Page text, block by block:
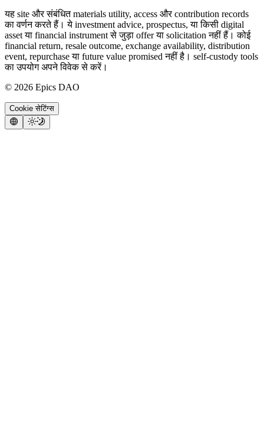
यह site और संबंधित materials utility, access और contribution records
का वर्णन करते हैं। ये investment advice, prospectus, या किसी digital
asset या financial instrument से जुड़ा offer या solicitation नहीं हैं। कोई
financial return, resale outcome, exchange availability, distribution
event, repurchase या future value promised नहीं है। self-custody tools
का उपयोग अपने विवेक से करें।
© 2026 Epics DAO
Cookie सेटिंग्स